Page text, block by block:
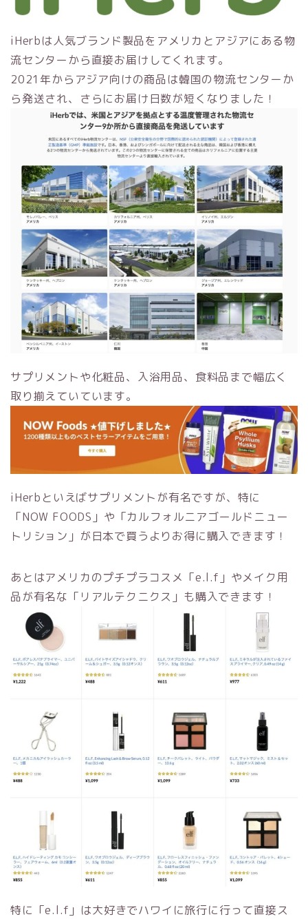
iHerbは人気ブランド製品をアメリカとアジアにある物
流センターから直接お届けしてくれます。
2021年からアジア向けの商品は韓国の物流センターか
ら発送され、さらにお届け日数が短くなりました！
サプリメントや化粧品、入浴用品、食料品まで幅広く
取り揃えていています。
iHerbといえばサプリメントが有名ですが、特に
「NOW FOODS」や「カルフォルニアゴールドニュー
トリション」が日本で買うよりお得に購入できます！
あとはアメリカのプチプラコスメ「e.l.f」やメイク用
品が有名な「リアルテクニクス」も購入できます！
特に「e.l.f」は大好きでハワイに旅行に行って直接ス